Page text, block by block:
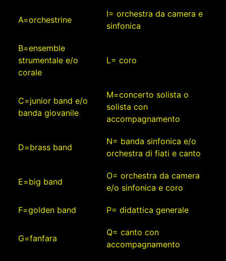
A=orchestrine
I= orchestra da camera e
sinfonica
B=ensemble
strumentale e/o
corale
L= coro
C=junior band e/o
banda giovanile
M=concerto solista o
solista con
accompagnamento
D=brass band
N= banda sinfonica e/o
orchestra di fiati e canto
E=big band
O= orchestra da camera
e/o sinfonica e coro
F=golden band P= didattica generale
G=fanfara
Q= canto con
accompagnamento